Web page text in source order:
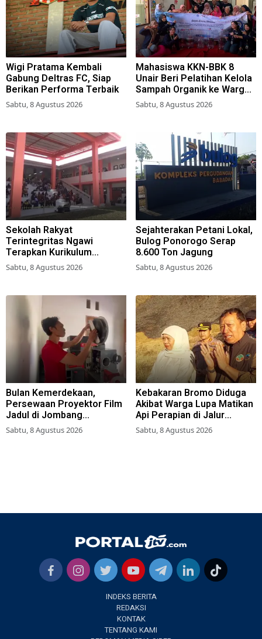
Wigi Pratama Kembali
Gabung Deltras FC, Siap
Berikan Performa Terbaik
Sabtu, 8 Agustus 2026
Mahasiswa KKN-BBK 8
Unair Beri Pelatihan Kelola
Sampah Organik ke Warga
Simokerto Surabaya
Sabtu, 8 Agustus 2026
Sekolah Rakyat
Terintegritas Ngawi
Terapkan Kurikulum
Berbasis Asrama
Sabtu, 8 Agustus 2026
Sejahterakan Petani Lokal,
Bulog Ponorogo Serap
8.600 Ton Jagung
Sabtu, 8 Agustus 2026
Bulan Kemerdekaan,
Persewaan Proyektor Film
Jadul di Jombang
Meningkat
Sabtu, 8 Agustus 2026
Kebakaran Bromo Diduga
Akibat Warga Lupa Matikan
Api Perapian di Jalur
Tradisional
Sabtu, 8 Agustus 2026
INDEKS BERITA
REDAKSI
KONTAK
TENTANG KAMI